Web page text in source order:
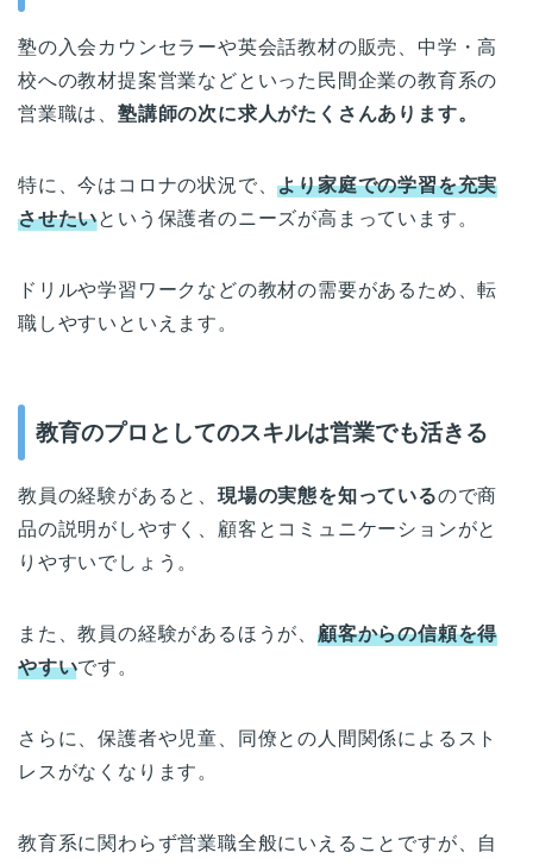
塾の入会カウンセラーや英会話教材の販売、中学・高
校への教材提案営業などといった民間企業の教育系の
営業職は、 塾講師の次に求人がたくさんあります。
特に、今はコロナの状況で、より家庭での学習を充実
させたいという保護者のニーズが高まっています。
ドリルや学習ワークなどの教材の需要があるため、転
職しやすいといえます。
教育のプロとしてのスキルは営業でも活きる
教員の経験があると、 現場の実態を知っているので商
品の説明がしやすく、顧客とコミュニケーションがと
りやすいでしょう。
また、教員の経験があるほうが、 顧客からの信頼を得
やすいです。
さらに、保護者や児童、同僚との人間関係によるスト
レスがなくなります。
教育系に関わらず営業職全般にいえることですが、自